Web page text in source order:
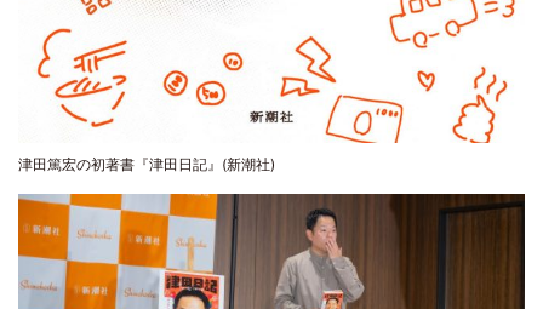
津田篤宏の初著書『津田日記』(新潮社)